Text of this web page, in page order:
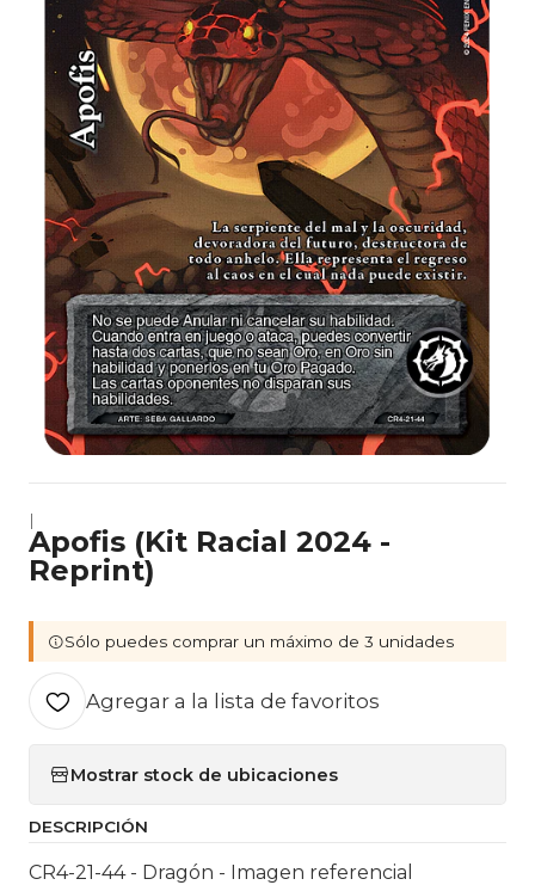
|
Apofis (Kit Racial 2024 -
Reprint)
Sólo puedes comprar un máximo de 3 unidades
Agregar a la lista de favoritos
Mostrar stock de ubicaciones
DESCRIPCIÓN
CR4-21-44 - Dragón - Imagen referencial